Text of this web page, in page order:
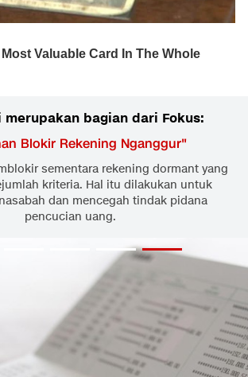
merupakan bagian dari Fokus:
Blokir Rekening Nganggur"
sementara rekening dormant yang
kriteria. Hal itu dilakukan untuk
dan mencegah tindak pidana
pencucian uang.